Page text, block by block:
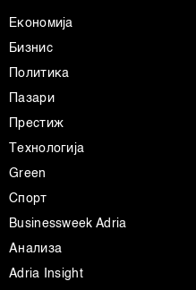
Економија
Бизнис
Политика
Пазари
Престиж
Технологија
Green
Спорт
Businessweek Adria
Анализа
Adria Insight